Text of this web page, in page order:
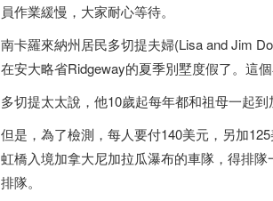
員作業緩慢，大家耐心等待。
南卡羅來納州居民多切提夫婦(Lisa and Jim
在安大略省Ridgeway的夏季別墅度假了。這
多切提太太說，他10歲起每年都和祖母一起到
但是，為了檢測，每人要付140美元，另加
虹橋入境加拿大尼加拉瓜瀑布的車隊，得排
排隊。